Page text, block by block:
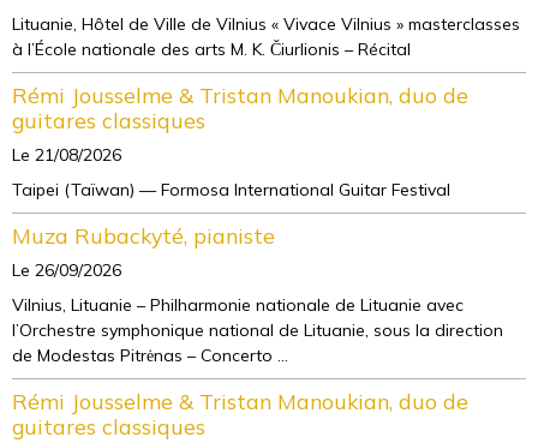
Lituanie, Hôtel de Ville de Vilnius « Vivace Vilnius » masterclasses
à l’École nationale des arts M. K. Čiurlionis – Récital
Rémi Jousselme & Tristan Manoukian, duo de
guitares classiques
Le 21/08/2026
Taipei (Taïwan) — Formosa International Guitar Festival
Muza Rubackyté, pianiste
Le 26/09/2026
Vilnius, Lituanie – Philharmonie nationale de Lituanie avec
l’Orchestre symphonique national de Lituanie, sous la direction
de Modestas Pitrėnas – Concerto ...
Rémi Jousselme & Tristan Manoukian, duo de
guitares classiques